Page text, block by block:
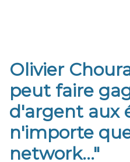
Olivier
peut faire
d'argent aux
n'importe
network..."